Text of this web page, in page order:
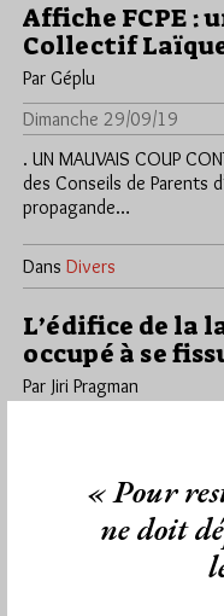
Affiche FCPE :
Collectif
Par Géplu
Dimanche 29/09/19
. UN MAUVAIS COUP
des Conseils de Parents
propagande…
Dans Divers
L’édifice de la
occupé à se
Par Jiri Pragman
de multiplication de
identitaires, s'alarment le
« Pour
ne doit